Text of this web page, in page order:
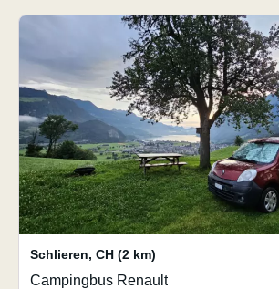
Schlieren, CH (2 km)
Campingbus Renault